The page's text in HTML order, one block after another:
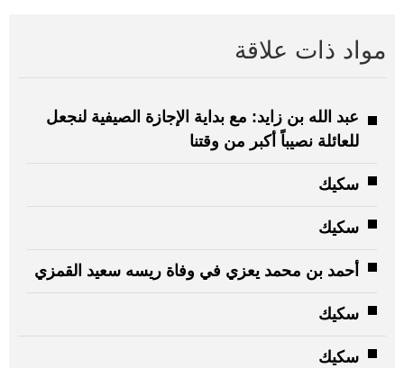
مواد ذات علاقة
عبد الله بن زايد: مع بداية الإجازة الصيفية لنجعل
للعائلة نصيباً أكبر من وقتنا
سكيك
سكيك
أحمد بن محمد يعزي في وفاة ريسه سعيد القمزي
سكيك
سكيك